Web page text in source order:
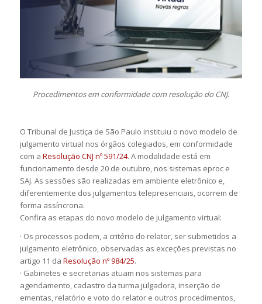
Procedimentos em conformidade com resolução do CNJ.
O Tribunal de Justiça de São Paulo instituiu o novo modelo de
julgamento virtual nos órgãos colegiados, em conformidade
com a Resolução CNJ nº 591/24. A modalidade está em
funcionamento desde 20 de outubro, nos sistemas eproc e
SAJ. As sessões são realizadas em ambiente eletrônico e,
diferentemente dos julgamentos telepresenciais, ocorrem de
forma assíncrona.
Confira as etapas do novo modelo de julgamento virtual:
· Os processos podem, a critério do relator, ser submetidos a
julgamento eletrônico, observadas as exceções previstas no
artigo 11 da Resolução nº 984/25.
· Gabinetes e secretarias atuam nos sistemas para
agendamento, cadastro da turma julgadora, inserção de
ementas, relatório e voto do relator e outros procedimentos,